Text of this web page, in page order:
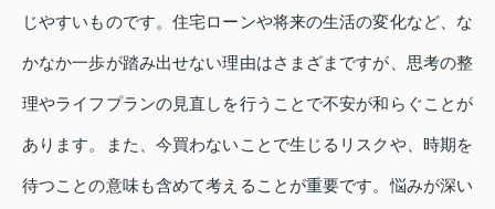
じやすいものです。住宅ローンや将来の生活の変化など、な
かなか一歩が踏み出せない理由はさまざまですが、思考の整
理やライフプランの見直しを行うことで不安が和らぐことが
あります。また、今買わないことで生じるリスクや、時期を
待つことの意味も含めて考えることが重要です。悩みが深い